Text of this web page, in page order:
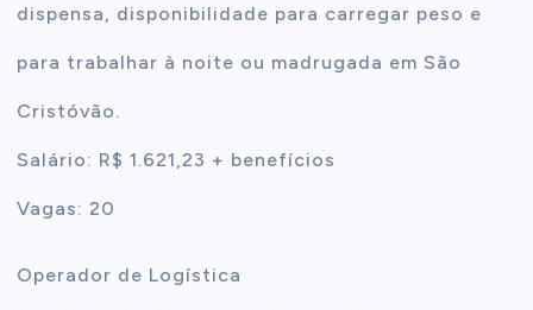
dispensa, disponibilidade para carregar peso e
para trabalhar à noite ou madrugada em São
Cristóvão.
Salário: R$ 1.621,23 + benefícios
Vagas: 20
Operador de Logística